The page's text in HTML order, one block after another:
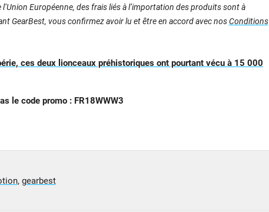
Européenne, des frais liés à l’importation des produits sont à
GearBest, vous confirmez avoir lu et être en accord avec nosConditions
ces deux lionceaux préhistoriques ont pourtant vécu à 15 000
le code promo : FR18WWW3
, gearbest